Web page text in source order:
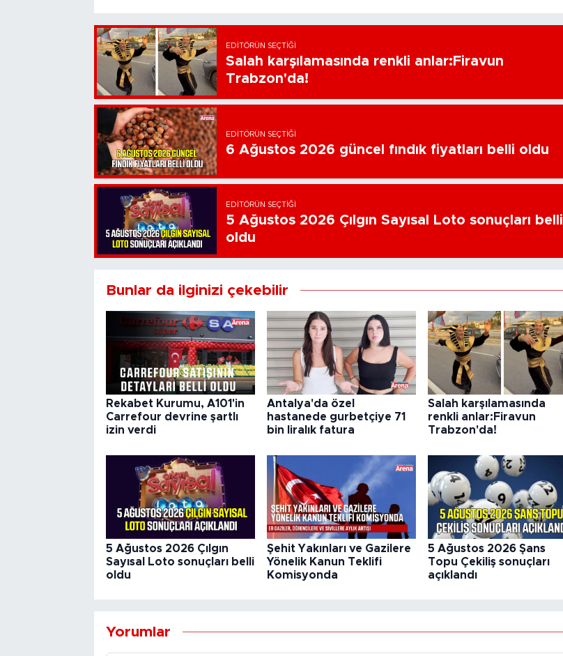
EDITÖRÜN SEÇTIĞI
Salah karşılamasında renkli anlar:Firavun
Trabzon'da!
EDITÖRÜN SEÇTIĞI
6 Ağustos 2026 güncel fındık fiyatları belli oldu
EDITÖRÜN SEÇTIĞI
5 Ağustos 2026 Çılgın Sayısal Loto sonuçları belli
oldu
Bunlar da ilginizi çekebilir
Rekabet Kurumu, A101'in
Carrefour devrine şartlı
izin verdi
Antalya'da özel
hastanede gurbetçiye 71
bin liralık fatura
Salah karşılamasında
renkli anlar:Firavun
Trabzon'da!
5 Ağustos 2026 Çılgın
Sayısal Loto sonuçları belli
oldu
Şehit Yakınları ve Gazilere
Yönelik Kanun Teklifi
Komisyonda
5 Ağustos 2026 Şans
Topu Çekiliş sonuçları
açıklandı
Yorumlar